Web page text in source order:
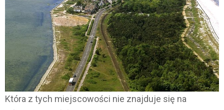
Która z tych miejscowości nie znajduje się na